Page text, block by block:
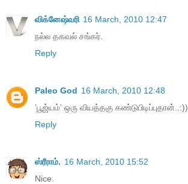
விக்னேஷ்வரி 16 March, 2010 12:47
நல்ல தகவல் சங்கர்.
Reply
Paleo God 16 March, 2010 12:48
’பூஜ்யம்’ ஒரு வியத்தகு கண்டுபிடிப்புதான்..:))
Reply
ஸ்ரீராம். 16 March, 2010 15:52
Nice.